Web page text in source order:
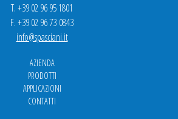
T. +39 02 96 95 1801
F. +39 02 96 73 0843
info@spasciani.it
AZIENDA
PRODOTTI
APPLICAZIONI
CONTATTI